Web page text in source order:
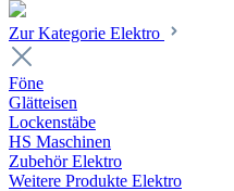
Zur Kategorie Elektro
Föne
Glätteisen
Lockenstäbe
HS Maschinen
Zubehör Elektro
Weitere Produkte Elektro